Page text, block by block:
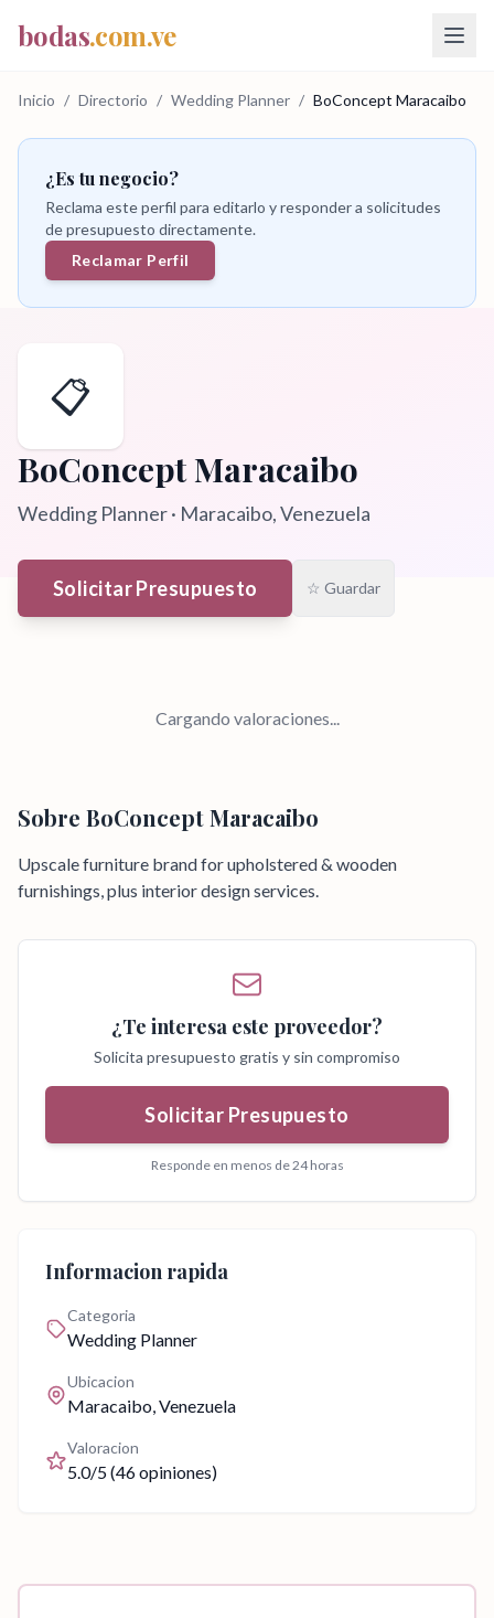
bodas.com.ve
Inicio / Directorio / Wedding Planner / BoConcept Maracaibo
¿Es tu negocio?
Reclama este perfil para editarlo y responder a solicitudes
de presupuesto directamente.
Reclamar Perfil
📋
BoConcept Maracaibo
Wedding Planner· Maracaibo, Venezuela
Solicitar Presupuesto ☆ Guardar
Cargando valoraciones...
Sobre BoConcept Maracaibo
Upscale furniture brand for upholstered & wooden
furnishings, plus interior design services.
¿Te interesa este proveedor?
Solicita presupuesto gratis y sin compromiso
Solicitar Presupuesto
Responde en menos de 24 horas
Informacion rapida
Categoria
Wedding Planner
Ubicacion
Maracaibo, Venezuela
Valoracion
5.0/5 (46opiniones)